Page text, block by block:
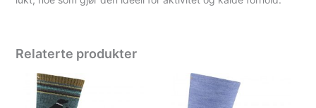
Relaterte produkter